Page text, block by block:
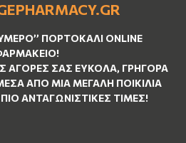
’’ ΠΟΡΤΟΚΑΛΊ ΟNLINE
ΑΓΟΡΈΣ ΣΑΣ ΕΎΚΟΛΑ, ΓΡΉΓΟΡΑ
ΑΠΌ ΜΙΑ ΜΕΓΆΛΗ ΠΟΙΚΙΛΊΑ
ΑΝΤΑΓΩΝΙΣΤΙΚΈΣ ΤΙΜΈΣ!